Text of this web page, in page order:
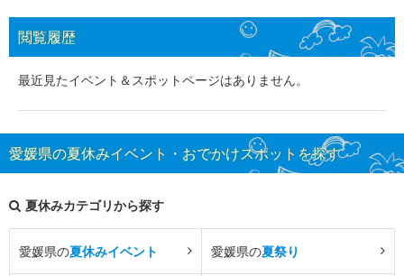
閲覧履歴
最近見たイベント＆スポットページはありません。
愛媛県の夏休みイベント・おでかけスポットを探す
夏休みカテゴリから探す
愛媛県の夏休みイベント 愛媛県の夏祭り